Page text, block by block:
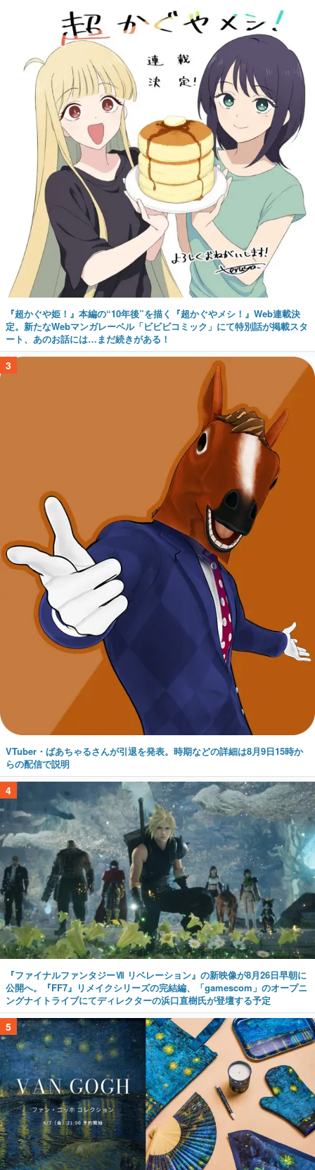
『超かぐや姫！』本編の“10年後”を描く『超かぐやメシ！』Web連載決
定。新たなWebマンガレーベル「ビビビコミック」にて特別話が掲載スタ
ート、あのお話には…まだ続きがある！
3
VTuber・ばあちゃるさんが引退を発表。時期などの詳細は8月9日15時か
らの配信で説明
4
『ファイナルファンタジーⅦ リベレーション』の新映像が8月26日早朝に
公開へ。『FF7』リメイクシリーズの完結編、「gamescom」のオープニ
ングナイトライブにてディレクターの浜口直樹氏が登壇する予定
5